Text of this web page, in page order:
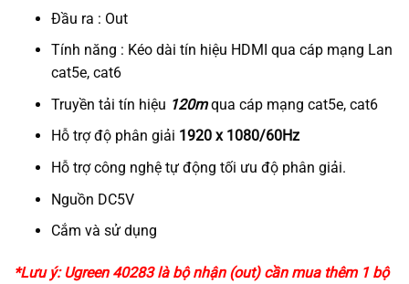
Đầu ra : Out
Tính năng : Kéo dài tín hiệu HDMI qua cáp mạng Lan
cat5e, cat6
Truyền tải tín hiệu 120mqua cáp mạng cat5e, cat6
Hỗ trợ độ phân giải 1920 x 1080/60Hz
Hỗ trợ công nghệ tự động tối ưu độ phân giải.
Nguồn DC5V
Cắm và sử dụng
*Lưu ý: Ugreen 40283 là bộ nhận (out) cần mua thêm 1 bộ